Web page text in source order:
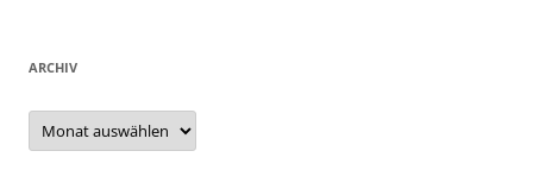
ARCHIV
Archiv